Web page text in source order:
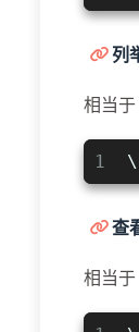
列
相当
1
查
相当